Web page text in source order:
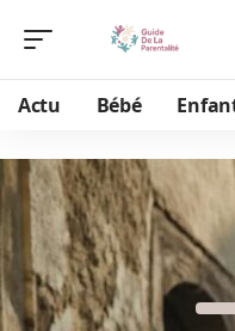
Actu Bébé